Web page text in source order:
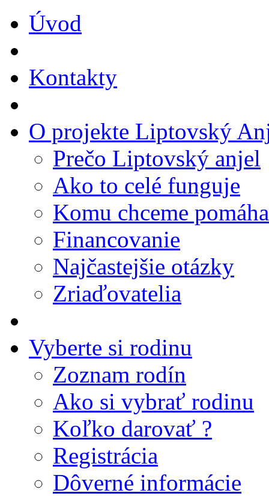
Úvod
Kontakty
O projekte Liptovský
Prečo Liptovský anjel
Ako to celé funguje
Komu chceme
Financovanie
Najčastejšie otázky
Zriaďovatelia
Vyberte si rodinu
Zoznam rodín
Ako si vybrať rodinu
Koľko darovať ?
Registrácia
Dôverné informácie